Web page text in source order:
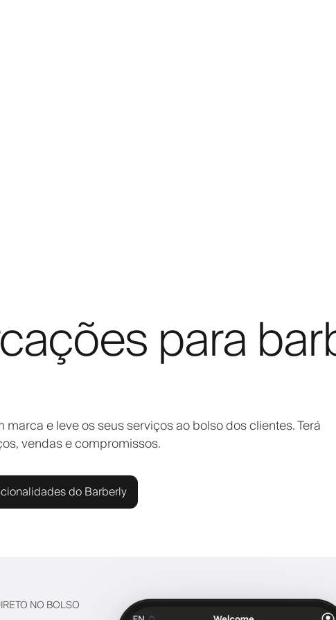
para
e leve os seus serviços ao bolso dos clientes. Terá
vendas e compromissos.
do Barberly
NO BOLSO